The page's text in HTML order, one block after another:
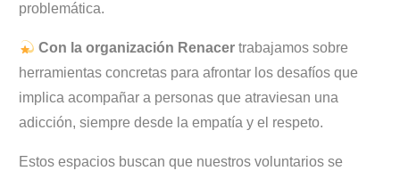
problemática.
Con la organización Renacer trabajamos sobre
herramientas concretas para afrontar los desafíos que
implica acompañar a personas que atraviesan una
adicción, siempre desde la empatía y el respeto.
Estos espacios buscan que nuestros voluntarios se